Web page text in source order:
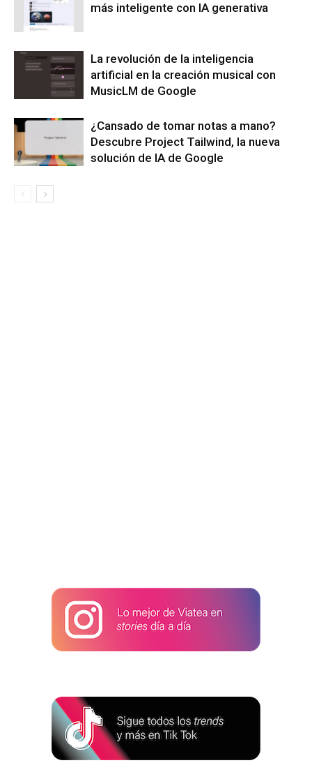
más inteligente con IA generativa
La revolución de la inteligencia
artificial en la creación musical con
MusicLM de Google
¿Cansado de tomar notas a mano?
Descubre Project Tailwind, la nueva
solución de IA de Google